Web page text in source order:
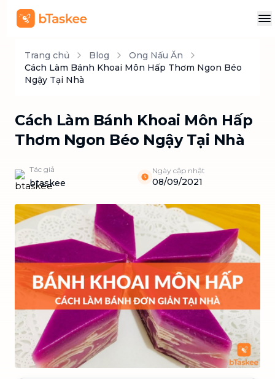
Trang chủ Blog
Ong Nấu Ăn
Cách Làm Bánh Khoai Môn Hấp Thơm Ngon Béo
Ngậy Tại Nhà
Cách Làm Bánh Khoai Môn Hấp
Thơm Ngon Béo Ngậy Tại Nhà
Tác giả
btaskee
Ngày cập nhật
08/09/2021